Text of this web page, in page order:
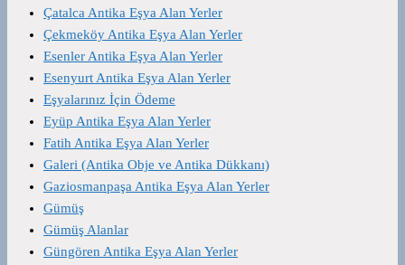
Çatalca Antika Eşya Alan Yerler
Çekmeköy Antika Eşya Alan Yerler
Esenler Antika Eşya Alan Yerler
Esenyurt Antika Eşya Alan Yerler
Eşyalarınız İçin Ödeme
Eyüp Antika Eşya Alan Yerler
Fatih Antika Eşya Alan Yerler
Galeri (Antika Obje ve Antika Dükkanı)
Gaziosmanpaşa Antika Eşya Alan Yerler
Gümüş
Gümüş Alanlar
Güngören Antika Eşya Alan Yerler